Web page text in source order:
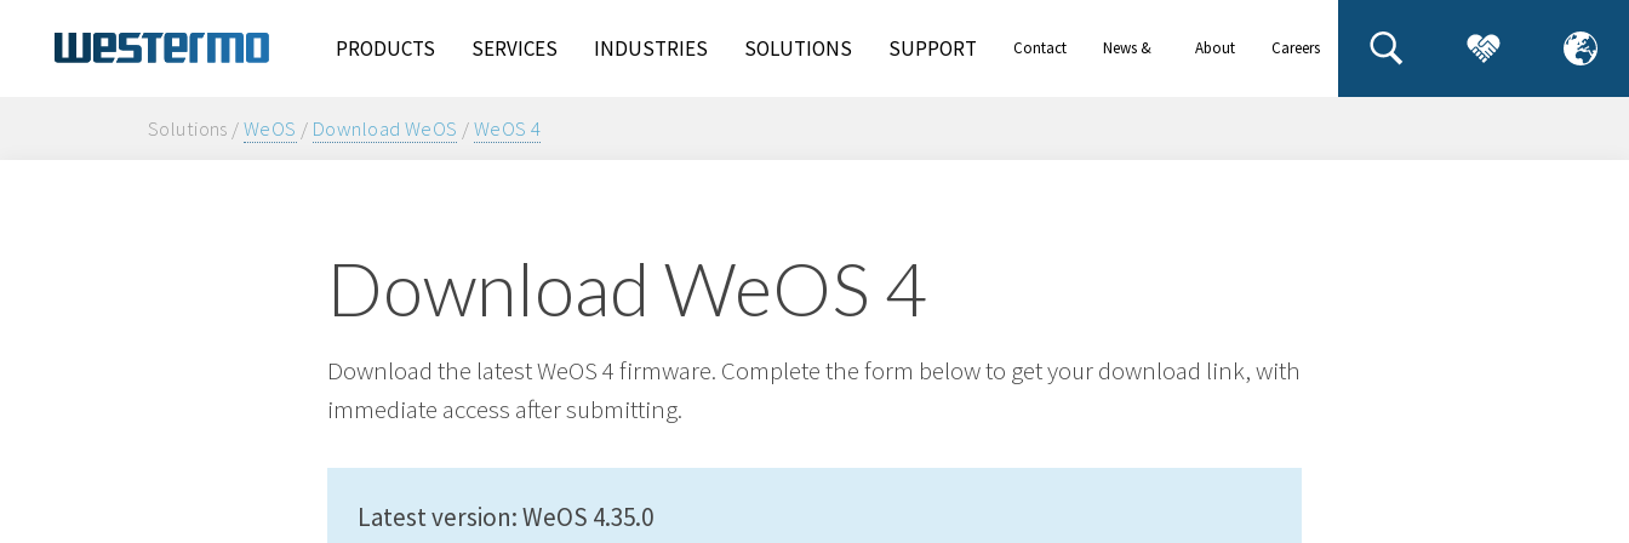
PRODUCTS SERVICES INDUSTRIES SOLUTIONS SUPPORT Contact
News &
About
Careers
Solutions /WeOS / Download WeOS /WeOS 4
Download WeOS 4
Download the latest WeOS 4 firmware. Complete the form below to get your download link, with
immediate access after submitting.
Latest version: WeOS 4.35.0